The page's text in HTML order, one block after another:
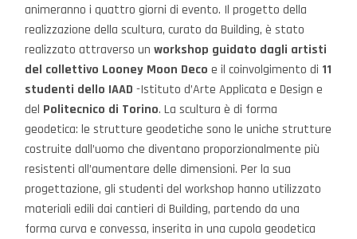
animeranno i quattro giorni di evento. Il progetto della
realizzazione della scultura, curato da Building, è stato
realizzato attraverso un workshop guidato dagli artisti
del collettivo Looney Moon Deco e il coinvolgimento di 11
studenti dello IAAD -Istituto d’Arte Applicata e Design e
del Politecnico di Torino. La scultura è di forma
geodetica: le strutture geodetiche sono le uniche strutture
costruite dall’uomo che diventano proporzionalmente più
resistenti all’aumentare delle dimensioni. Per la sua
progettazione, gli studenti del workshop hanno utilizzato
materiali edili dai cantieri di Building, partendo da una
forma curva e convessa, inserita in una cupola geodetica